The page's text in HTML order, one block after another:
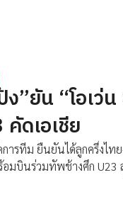
”ยัน “โอเว่น
ดเอเชีย
ารทีม ยืนยันได้ลูกครึ่งไทย
มบินร่วมทัพช้างศึก U23